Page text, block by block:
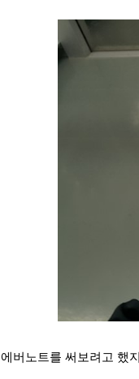
에버노트를 써보려고 했